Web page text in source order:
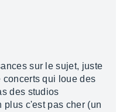
sur le sujet, juste
qui loue des
des studios
plus c'est pas cher (un